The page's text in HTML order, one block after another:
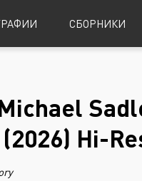
Progressive Metal
Sludge Metal
Speed Metal
СБОРНИКИ
Hi-